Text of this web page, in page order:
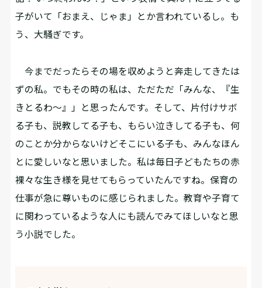
子がいて「おまえ、じゃま」とか言われているし。も
う、大騒ぎです。
今までだったらその場を収めようと奔走してきたは
ずの私。でもその時の私は、ただただ「みんな、『生
きとるわ〜』」と思ったんです。そして、片付けサボ
る子も、説教してる子も、もらい泣きしてる子も、何
のことか分からないけどそこにいる子も、みんなほん
とに愛しいなと思いました。私は毎日子どもたちの赤
裸々な生き様を見せてもらっていたんですね。保育の
仕事が急に尊いものに感じられました。教育や子育て
に関わっているような人にも読んでみてほしいなと思
う小説でした。